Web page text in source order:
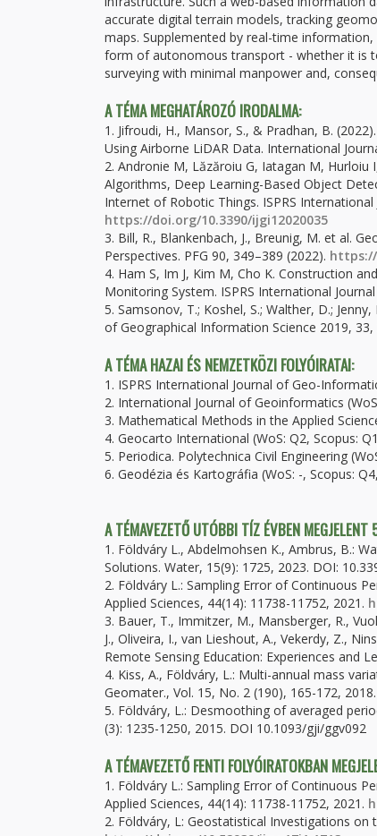
accurate digital terrain models, tracking
maps. Supplemented by real-time
form of autonomous transport - whether it is
surveying with minimal manpower and,
A TÉMA MEGHATÁROZÓ IRODALMA:
1. Jifroudi, H., Mansor, S., & Pradhan, B.
Using Airborne LiDAR Data. International
2. Andronie M, Lăzăroiu G, Iatagan M,
Algorithms, Deep Learning-Based Object
Internet of Robotic Things. ISPRS
https://doi.org/10.3390/ijgi12020035
3. Bill, R., Blankenbach, J., Breunig, M. et al.
Perspectives. PFG 90, 349–389 (2022). https://
4. Ham S, Im J, Kim M, Cho K. Construction
Monitoring System. ISPRS International
5. Samsonov, T.; Koshel, S.; Walther, D.;
of Geographical Information Science 2019, 33,
A TÉMA HAZAI ÉS NEMZETKÖZI FOLYÓIRATAI:
1. ISPRS International Journal of Geo-
2. International Journal of Geoinformatics
3. Mathematical Methods in the Applied
4. Geocarto International (WoS: Q2, Scopus:
5. Periodica. Polytechnica Civil Engineering
6. Geodézia és Kartográfia (WoS: -, Scopus:
A TÉMAVEZETŐ UTÓBBI TÍZ ÉVBEN
1. Földváry L., Abdelmohsen K., Ambrus, B.:
Solutions. Water, 15(9): 1725, 2023. DOI:
2. Földváry L.: Sampling Error of Continuous
Applied Sciences, 44(14): 11738-11752, 2021.
3. Bauer, T., Immitzer, M., Mansberger, R.,
J., Oliveira, I., van Lieshout, A., Vekerdy, Z.,
Remote Sensing Education: Experiences and
4. Kiss, A., Földváry, L.: Multi-annual mass
Geomater., Vol. 15, No. 2 (190), 165-172,
5. Földváry, L.: Desmoothing of averaged
(3): 1235-1250, 2015. DOI 10.1093/gji/ggv092
A TÉMAVEZETŐ FENTI FOLYÓIRATOKBAN
1. Földváry L.: Sampling Error of Continuous
Applied Sciences, 44(14): 11738-11752, 2021.
2. Földváry, L: Geostatistical Investigations